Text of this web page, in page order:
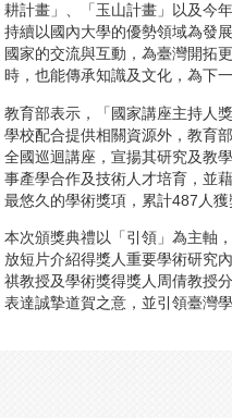
耕計畫」、「玉山計畫」以及今
持續以國內大學的優勢領域為發
國家的交流與互動，為臺灣開拓
時，也能傳承知識及文化，為下
教育部表示，「國家講座主持人
學校配合提供相關資源外，教育
全國巡迴講座，宣揚其研究及教
事產學合作及技術人才培育，並
最悠久的學術獎項，累計487人
本次頒獎典禮以「引領」為主軸
放短片介紹得獎人重要學術研究
祺教授及學術獎得獎人周倩教授
表達誠摯道賀之意，並引領臺灣